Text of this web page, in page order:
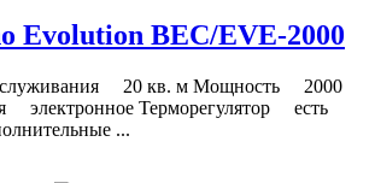
Evolution BEC/EVE-2000
20 кв. м Мощность 2000
электронное Терморегулятор есть
...